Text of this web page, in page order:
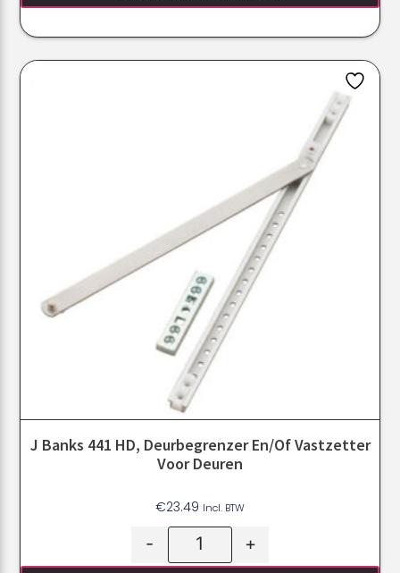
J Banks 441 HD, Deurbegrenzer En/of Vastzetter
Voor Deuren
€23.49 Incl. BTW
- +